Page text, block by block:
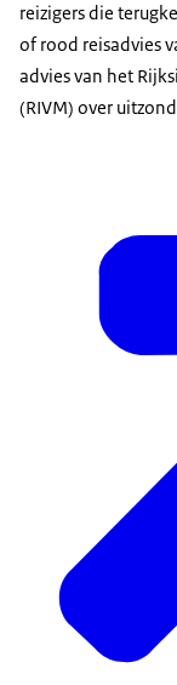
reizigers die
of rood reisadvies
advies van het
(RIVM) over